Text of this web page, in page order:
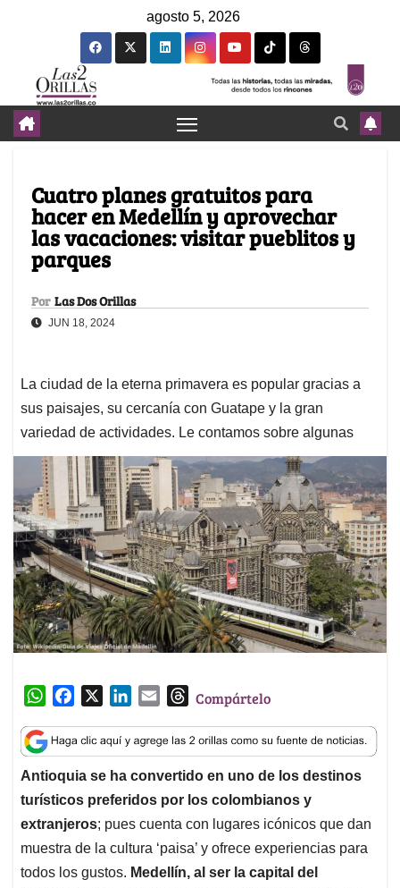
agosto 5, 2026
Cuatro planes gratuitos para
hacer en Medellín y aprovechar
las vacaciones: visitar pueblitos y
parques
Por Las Dos Orillas
JUN 18, 2024
La ciudad de la eterna primavera es popular gracias a
sus paisajes, su cercanía con Guatape y la gran
variedad de actividades. Le contamos sobre algunas
W
a
t
s
A
p
p
c
e
b
o
o
k
n
k
e
d
I
n
a
i
l
T
r
e
a
d
s
Compártelo
Antioquia se ha convertido en uno de los destinos
turísticos preferidos por los colombianos y
extranjeros; pues cuenta con lugares icónicos que dan
muestra de la cultura ‘paisa’ y ofrece experiencias para
todos los gustos. Medellín, al ser la capital del